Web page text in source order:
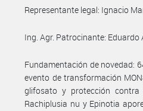
Representante legal: Ignacio
Ing. Agr. Patrocinante:
Fundamentación de novedad:
evento de transformación
glifosato y protección contra
Rachiplusia nu y Epinotia